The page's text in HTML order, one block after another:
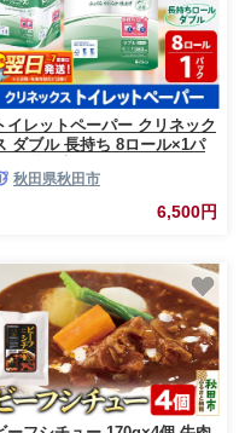
イレットペーパー クリネック
ダブル 長持ち 8ロール×1パ
発送 [クリネックス 長持ちロ
ール トイレットペーパー 日本
秋田県秋田市
6,500円